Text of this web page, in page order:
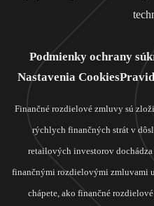
Podmienky ochrany
Nastavenia Cookies
Finančné rozdielové zmluvy sú
rýchlych finančných strát v
retailových investorov
finančnými rozdielovými zmluvami
chápete, ako finančné